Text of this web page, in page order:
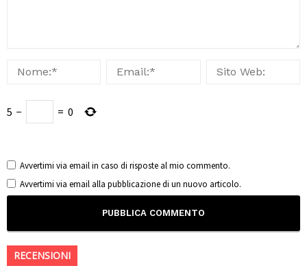
5 − = 0
Avvertimi via email in caso di risposte al mio commento.
Avvertimi via email alla pubblicazione di un nuovo articolo.
RECENSIONI